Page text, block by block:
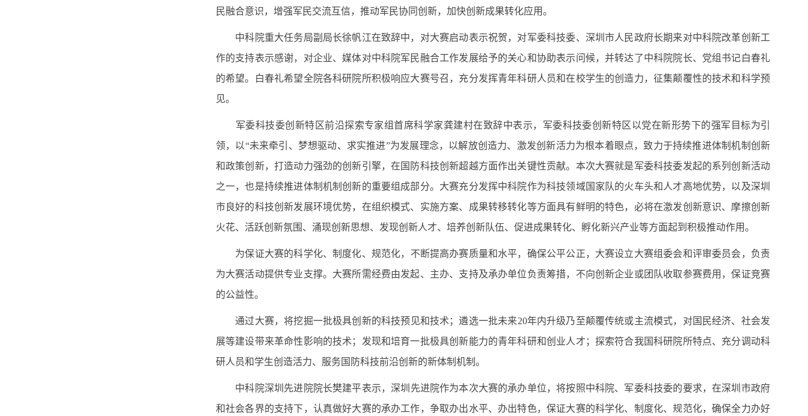
民融合意识，增强军民交流互信，推动军民协同创新，加快创新成果转化应用。
中科院重大任务局副局长徐帆江在致辞中，对大赛启动表示祝贺，对军委科技委、深圳市人民政府长期来对中科院改革创新工
作的支持表示感谢，对企业、媒体对中科院军民融合工作发展给予的关心和协助表示问候，并转达了中科院院长、党组书记白春礼
的希望。白春礼希望全院各科研院所积极响应大赛号召，充分发挥青年科研人员和在校学生的创造力，征集颠覆性的技术和科学预
见。
军委科技委创新特区前沿探索专家组首席科学家龚建村在致辞中表示，军委科技委创新特区以党在新形势下的强军目标为引
领，以“未来牵引、梦想驱动、求实推进”为发展理念，以解放创造力、激发创新活力为根本着眼点，致力于持续推进体制机制创新
和政策创新，打造动力强劲的创新引擎，在国防科技创新超越方面作出关键性贡献。本次大赛就是军委科技委发起的系列创新活动
之一，也是持续推进体制机制创新的重要组成部分。大赛充分发挥中科院作为科技领域国家队的火车头和人才高地优势，以及深圳
市良好的科技创新发展环境优势，在组织模式、实施方案、成果转移转化等方面具有鲜明的特色，必将在激发创新意识、摩擦创新
火花、活跃创新氛围、涌现创新思想、发现创新人才、培养创新队伍、促进成果转化、孵化新兴产业等方面起到积极推动作用。
为保证大赛的科学化、制度化、规范化，不断提高办赛质量和水平，确保公平公正，大赛设立大赛组委会和评审委员会，负责
为大赛活动提供专业支撑。大赛所需经费由发起、主办、支持及承办单位负责筹措，不向创新企业或团队收取参赛费用，保证竞赛
的公益性。
通过大赛，将挖掘一批极具创新的科技预见和技术；遴选一批未来20年内升级乃至颠覆传统或主流模式，对国民经济、社会发
展等建设带来革命性影响的技术；发现和培育一批极具创新能力的青年科研和创业人才；探索符合我国科研院所特点、充分调动科
研人员和学生创造活力、服务国防科技前沿创新的新体制机制。
中科院深圳先进院院长樊建平表示，深圳先进院作为本次大赛的承办单位，将按照中科院、军委科技委的要求，在深圳市政府
和社会各界的支持下，认真做好大赛的承办工作，争取办出水平、办出特色，保证大赛的科学化、制度化、规范化，确保全力办好